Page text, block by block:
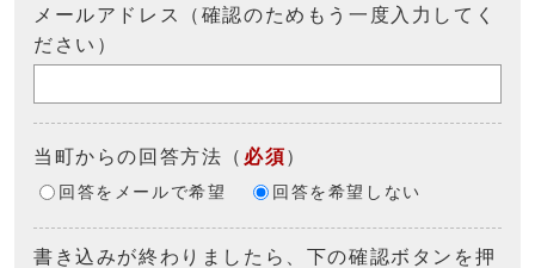
メールアドレス（確認のためもう一度入力してく
ださい）
当町からの回答方法 （ 必須）
回答をメールで希望 回答を希望しない
書き込みが終わりましたら、下の確認ボタンを押